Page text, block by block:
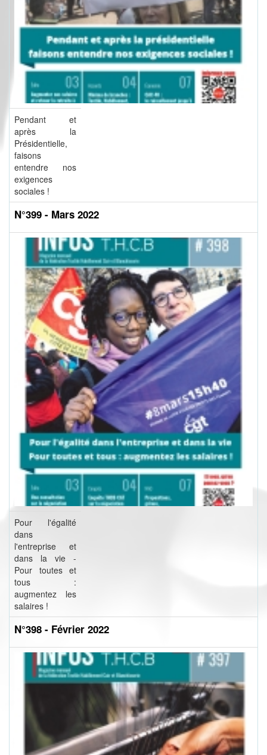
Pendant et
après la
Présidentielle,
faisons
entendre nos
exigences
sociales !
N°399 - Mars 2022
Pour l'égalité
dans
l'entreprise et
dans la vie -
Pour toutes et
tous :
augmentez les
salaires !
N°398 - Février 2022